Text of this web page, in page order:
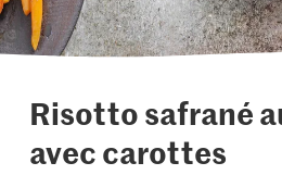
Risotto safrané
avec carottes